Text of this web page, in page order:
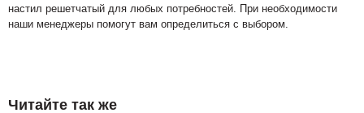
настил решетчатый для любых потребностей. При необходимости
наши менеджеры помогут вам определиться с выбором.
Читайте так же